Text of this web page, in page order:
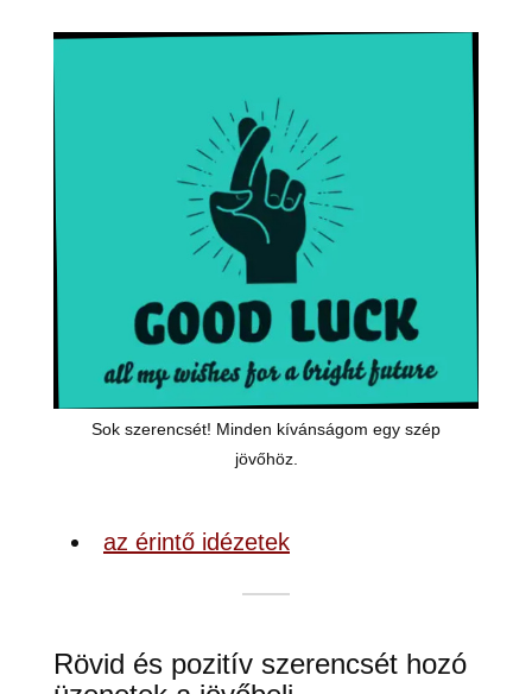
Sok szerencsét! Minden kívánságom egy szép
jövőhöz.
az érintő idézetek
Rövid és pozitív szerencsét hozó